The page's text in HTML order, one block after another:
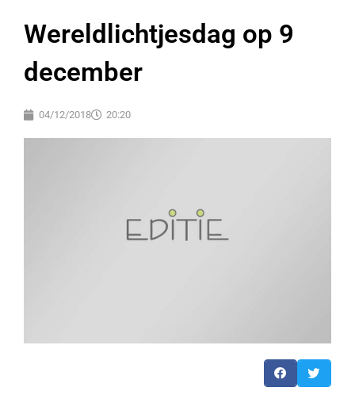
Wereldlichtjesdag op 9
december
04/12/2018 20:20